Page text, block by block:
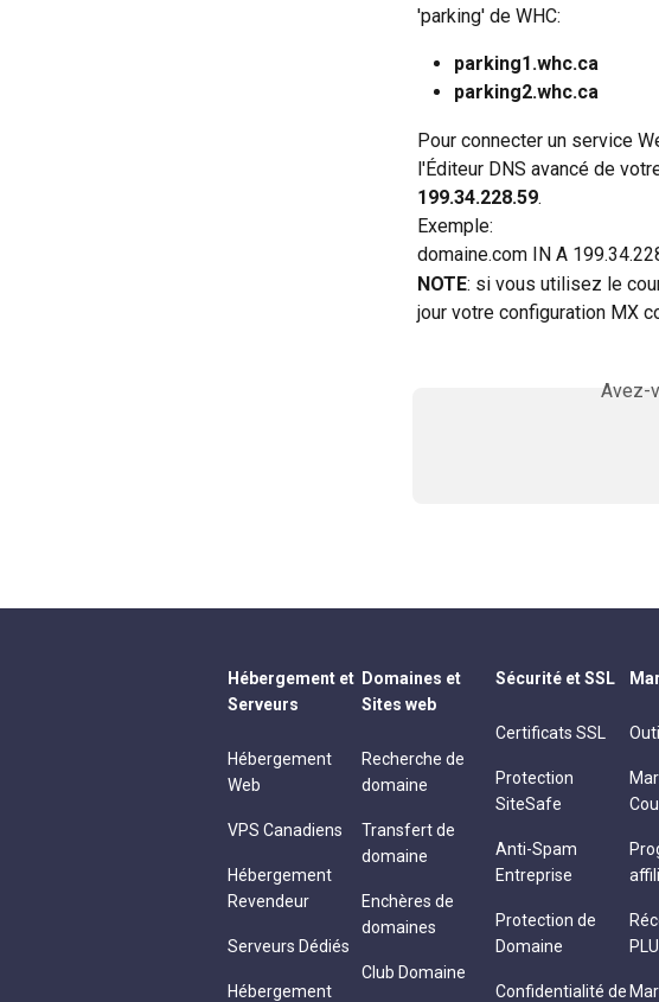
'parking' de WHC:
parking1.whc.ca
parking2.whc.ca
Pour connecter un service
l'Éditeur DNS avancé de
199.34.228.59.
Exemple:
domaine.com IN A
NOTE: si vous utilisez le
jour votre configuration MX
Avez-
Hébergement et
Serveurs
Hébergement
Web
VPS Canadiens
Hébergement
Revendeur
Serveurs Dédiés
Hébergement
Domaines et
Sites web
Recherche de
domaine
Transfert de
domaine
Enchères de
domaines
Club Domaine
Sécurité et SSL
Certificats SSL
Protection
SiteSafe
Anti-Spam
Entreprise
Protection de
Domaine
Confidentialité de